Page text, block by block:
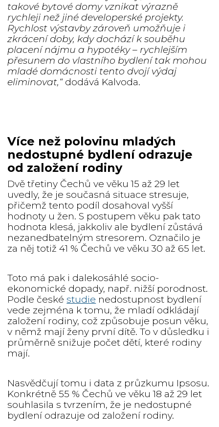
takové bytové domy vznikat výrazně
rychleji než jiné developerské projekty.
Rychlost výstavby zároveň umožňuje i
zkrácení doby, kdy dochází k souběhu
placení nájmu a hypotéky – rychlejším
přesunem do vlastního bydlení tak mohou
mladé domácnosti tento dvojí výdaj
eliminovat,“dodává Kalvoda.
Více než polovinu mladých
nedostupné bydlení odrazuje
od založení rodiny
Dvě třetiny Čechů ve věku 15 až 29 let
uvedly, že je současná situace stresuje,
přičemž tento podíl dosahoval vyšší
hodnoty u žen. S postupem věku pak tato
hodnota klesá, jakkoliv ale bydlení zůstává
nezanedbatelným stresorem. Označilo je
za něj totiž 41 % Čechů ve věku 30 až 65 let.
Toto má pak i dalekosáhlé socio-
ekonomické dopady, např. nižší porodnost.
Podle českéstudie nedostupnost bydlení
vede zejména k tomu, že mladí odkládají
založení rodiny, což způsobuje posun věku,
v němž mají ženy první dítě. To v důsledku i
průměrně snižuje počet dětí, které rodiny
mají.
Nasvědčují tomu i data z průzkumu Ipsosu.
Konkrétně 55 % Čechů ve věku 18 až 29 let
souhlasila s tvrzením, že je nedostupné
bydlení odrazuje od založení rodiny.